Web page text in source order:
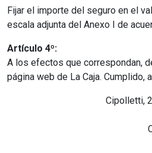
Fijar el importe del seguro en el
escala adjunta del Anexo I de
Artículo 4º:
A los efectos que correspondan,
página web de La Caja. Cumplido,
Cipolletti,